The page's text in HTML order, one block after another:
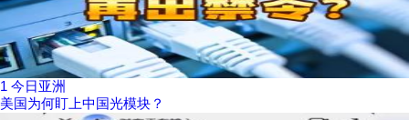
1 今日亚洲
美国为何盯上中国光模块？